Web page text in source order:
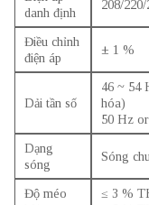
danh định
208/
Điều chỉnh
điện áp
± 1 %
Dải tần số
46 ~ 54
hóa)
50 Hz
Dạng
sóng
Sóng
Độ méo
≤ 3 %